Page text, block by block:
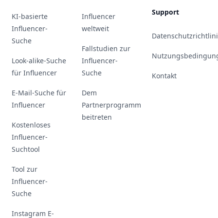
KI-basierte
Influencer-
Suche
Look-alike-Suche
für Influencer
E-Mail-Suche für
Influencer
Kostenloses
Influencer-
Suchtool
Tool zur
Influencer-
Suche
Instagram E-
Influencer
weltweit
Fallstudien zur
Influencer-
Suche
Dem
Partnerprogramm
beitreten
Support
Kontakt